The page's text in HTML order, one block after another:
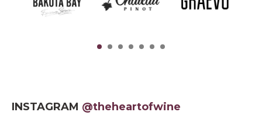
INSTAGRAM @theheartofwine